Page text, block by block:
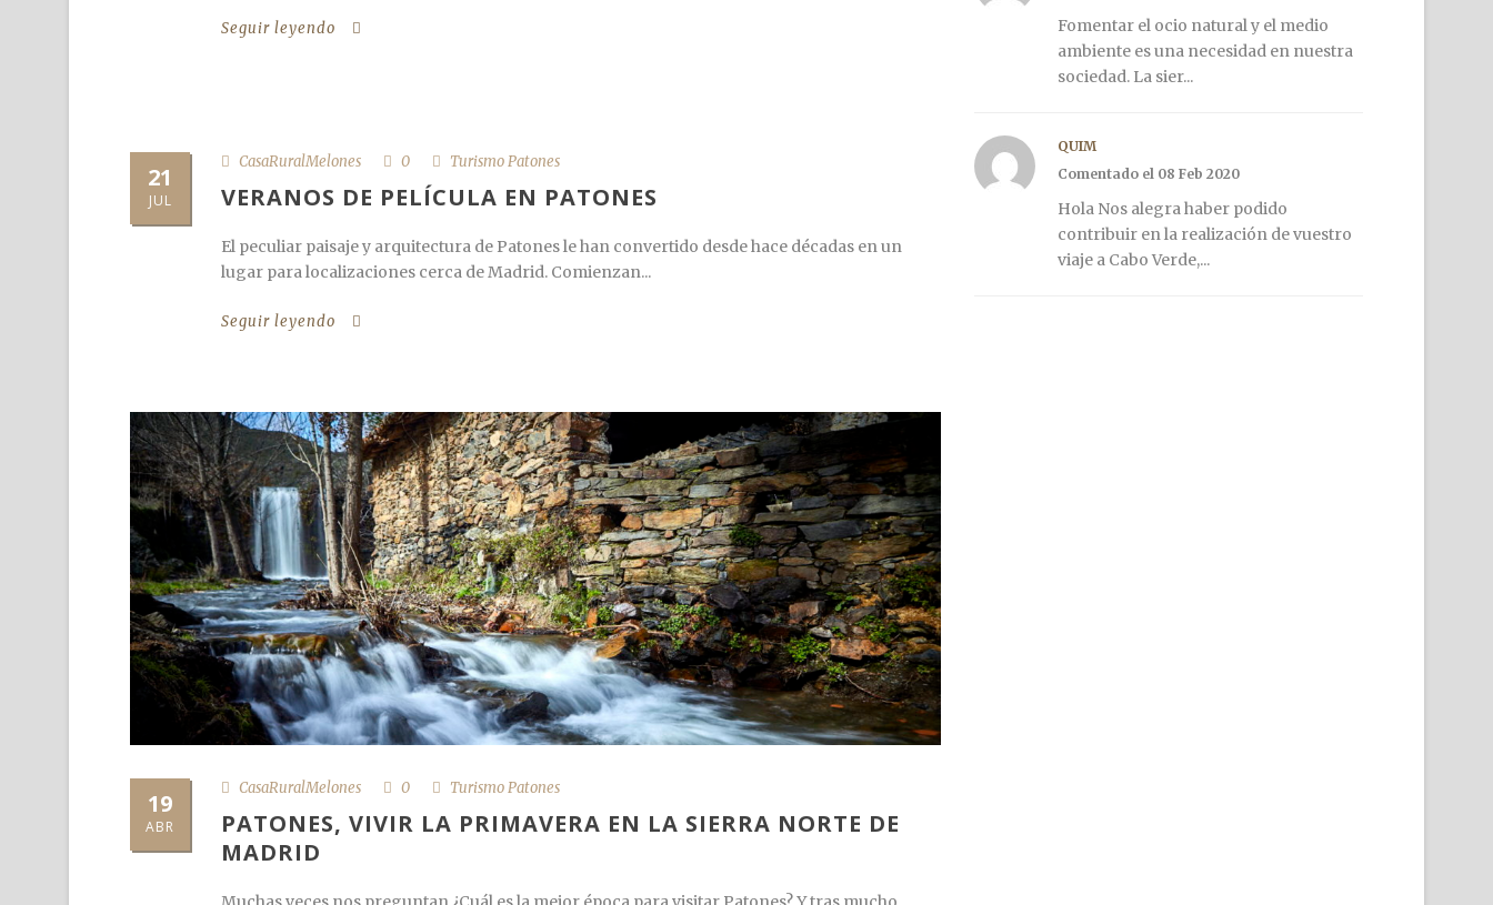
Seguir leyendo
21
JUL
CasaRuralMelones 0 Turismo Patones
VERANOS DE PELÍCULA EN PATONES
El peculiar paisaje y arquitectura de Patones le han convertido desde hace décadas en un
lugar para localizaciones cerca de Madrid. Comienzan...
Seguir leyendo
19
ABR
CasaRuralMelones 0 Turismo Patones
PATONES, VIVIR LA PRIMAVERA EN LA SIERRA NORTE DE
MADRID
Fomentar el ocio natural y el medio
ambiente es una necesidad en nuestra
sociedad. La sier...
QUIM
Comentado el 08 Feb 2020
Hola Nos alegra haber podido
contribuir en la realización de vuestro
viaje a Cabo Verde,...